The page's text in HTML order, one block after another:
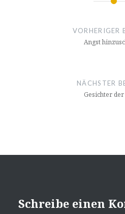
Beitragsnavigation
VORHERIGER
Angst
NÄCHSTER
Gesichter
Schreibe einen